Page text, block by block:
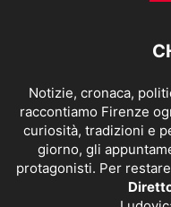
Notizie, cronaca,
raccontiamo Firenze
curiosità, tradizioni e
giorno, gli
protagonisti. Per